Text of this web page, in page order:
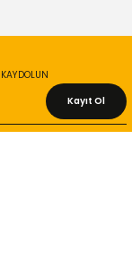
Kayıt Ol